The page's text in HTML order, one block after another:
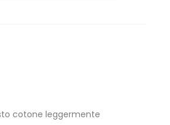
cotone leggermente